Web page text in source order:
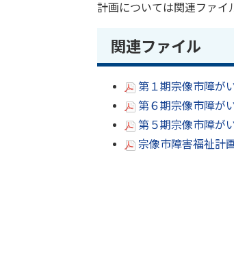
計画については関連ファイ
関連ファイル
第１期宗像市障が
第６期宗像市障が
第５期宗像市障が
宗像市障害福祉計